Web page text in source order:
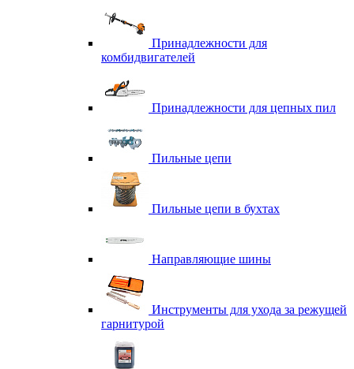
Принадлежности для
комбидвигателей
Принадлежности для цепных пил
Пильные цепи
Пильные цепи в бухтах
Направляющие шины
Инструменты для ухода за режущей
гарнитурой